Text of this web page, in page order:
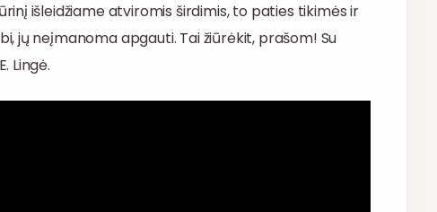
išleidžiame atviromis širdimis, to paties tikimės ir
jų neįmanoma apgauti. Tai žiūrėkit, prašom! Su
Lingė.